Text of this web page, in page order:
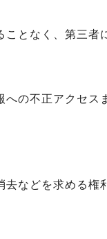
ことなく、第三者
の不正アクセス
などを求める権